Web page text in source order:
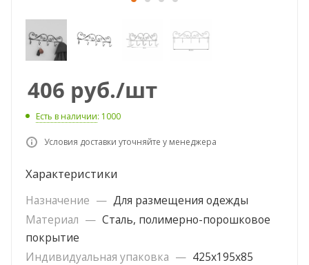
406 руб./шт
Есть в наличии: 1000
Условия доставки уточняйте у менеджера
Характеристики
Назначение — Для размещения одежды
Материал — Сталь, полимерно-порошковое
покрытие
Индивидуальная упаковка — 425х195х85